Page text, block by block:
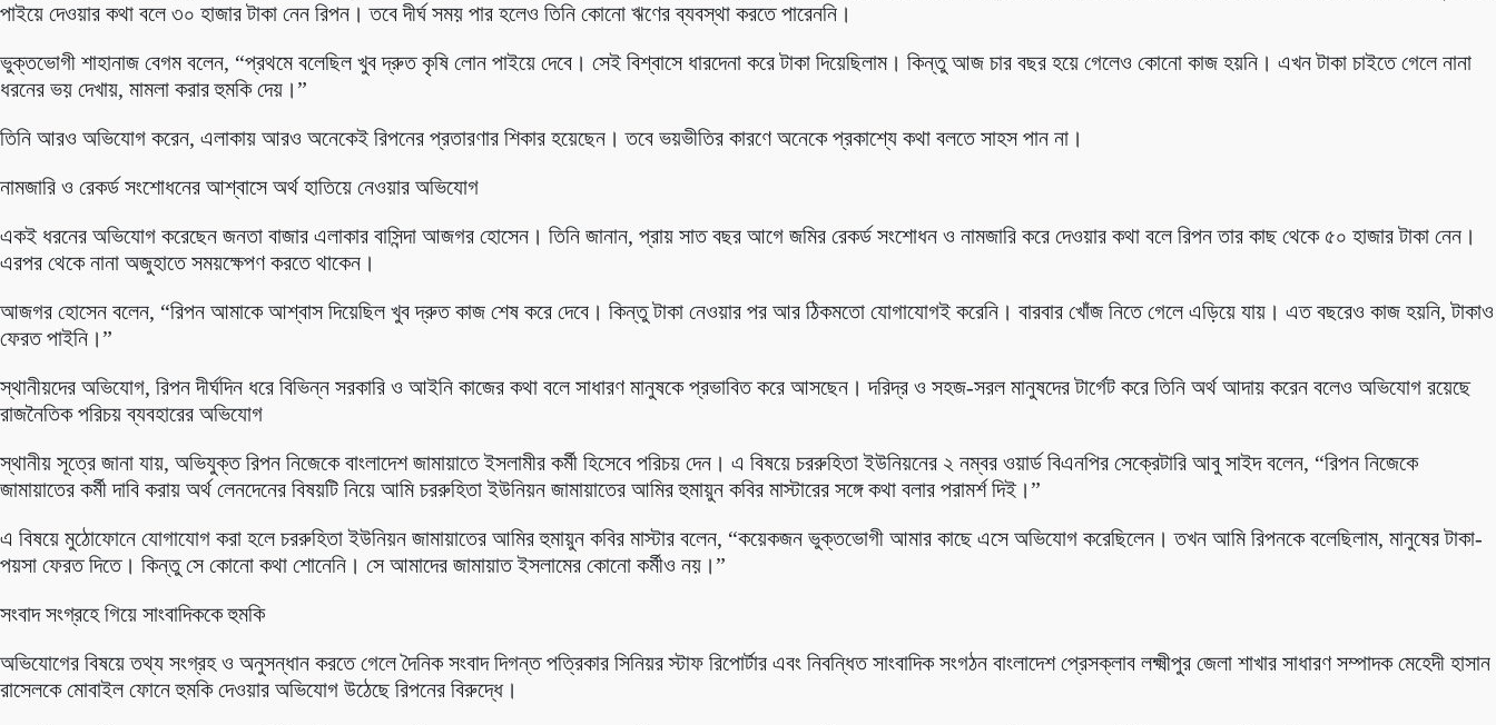
পাইয়ে দেওয়ার কথা বলে ৩০ হাজার টাকা নেন রিপন। তবে দীর্ঘ সময় পার হলেও তিনি কোনো ঋণের ব্যবস্থা করতে পারেননি।
ভুক্তভোগী শাহানাজ বেগম বলেন, “প্রথমে বলেছিল খুব দ্রুত কৃষি লোন পাইয়ে দেবে। সেই বিশ্বাসে ধারদেনা করে টাকা দিয়েছিলাম। কিন্তু আজ চার বছর হয়ে গেলেও কোনো কাজ হয়নি। এখন টাকা চাইতে গেলে নানা
ধরনের ভয় দেখায়, মামলা করার হুমকি দেয়।”
তিনি আরও অভিযোগ করেন, এলাকায় আরও অনেকেই রিপনের প্রতারণার শিকার হয়েছেন। তবে ভয়ভীতির কারণে অনেকে প্রকাশ্যে কথা বলতে সাহস পান না।
নামজারি ও রেকর্ড সংশোধনের আশ্বাসে অর্থ হাতিয়ে নেওয়ার অভিযোগ
একই ধরনের অভিযোগ করেছেন জনতা বাজার এলাকার বাসিন্দা আজগর হোসেন। তিনি জানান, প্রায় সাত বছর আগে জমির রেকর্ড সংশোধন ও নামজারি করে দেওয়ার কথা বলে রিপন তার কাছ থেকে ৫০ হাজার টাকা নেন।
এরপর থেকে নানা অজুহাতে সময়ক্ষেপণ করতে থাকেন।
আজগর হোসেন বলেন, “রিপন আমাকে আশ্বাস দিয়েছিল খুব দ্রুত কাজ শেষ করে দেবে। কিন্তু টাকা নেওয়ার পর আর ঠিকমতো যোগাযোগই করেনি। বারবার খোঁজ নিতে গেলে এড়িয়ে যায়। এত বছরেও কাজ হয়নি, টাকাও
ফেরত পাইনি।”
স্থানীয়দের অভিযোগ, রিপন দীর্ঘদিন ধরে বিভিন্ন সরকারি ও আইনি কাজের কথা বলে সাধারণ মানুষকে প্রভাবিত করে আসছেন। দরিদ্র ও সহজ-সরল মানুষদের টার্গেট করে তিনি অর্থ আদায় করেন বলেও অভিযোগ রয়েছে
রাজনৈতিক পরিচয় ব্যবহারের অভিযোগ
স্থানীয় সূত্রে জানা যায়, অভিযুক্ত রিপন নিজেকে বাংলাদেশ জামায়াতে ইসলামীর কর্মী হিসেবে পরিচয় দেন। এ বিষয়ে চররুহিতা ইউনিয়নের ২ নম্বর ওয়ার্ড বিএনপির সেক্রেটারি আবু সাইদ বলেন, “রিপন নিজেকে
জামায়াতের কর্মী দাবি করায় অর্থ লেনদেনের বিষয়টি নিয়ে আমি চররুহিতা ইউনিয়ন জামায়াতের আমির হুমায়ুন কবির মাস্টারের সঙ্গে কথা বলার পরামর্শ দিই।”
এ বিষয়ে মুঠোফোনে যোগাযোগ করা হলে চররুহিতা ইউনিয়ন জামায়াতের আমির হুমায়ুন কবির মাস্টার বলেন, “কয়েকজন ভুক্তভোগী আমার কাছে এসে অভিযোগ করেছিলেন। তখন আমি রিপনকে বলেছিলাম, মানুষের টাকা-
পয়সা ফেরত দিতে। কিন্তু সে কোনো কথা শোনেনি। সে আমাদের জামায়াত ইসলামের কোনো কর্মীও নয়।”
সংবাদ সংগ্রহে গিয়ে সাংবাদিককে হুমকি
অভিযোগের বিষয়ে তথ্য সংগ্রহ ও অনুসন্ধান করতে গেলে দৈনিক সংবাদ দিগন্ত পত্রিকার সিনিয়র স্টাফ রিপোর্টার এবং নিবন্ধিত সাংবাদিক সংগঠন বাংলাদেশ প্রেসক্লাব লক্ষ্মীপুর জেলা শাখার সাধারণ সম্পাদক মেহেদী হাসান
রাসেলকে মোবাইল ফোনে হুমকি দেওয়ার অভিযোগ উঠেছে রিপনের বিরুদ্ধে।